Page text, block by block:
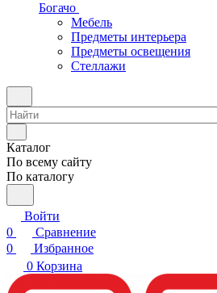
Богачо
Мебель
Предметы интерьера
Предметы освещения
Стеллажи
Каталог
По всему сайту
По каталогу
Войти
0
Сравнение
0
Избранное
0 Корзина